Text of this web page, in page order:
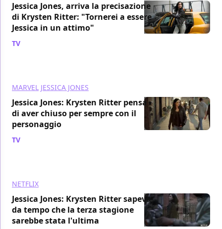
Jessica Jones, arriva la precisazione
di Krysten Ritter: "Tornerei a essere
Jessica in un attimo"
TV
MARVEL JESSICA JONES
Jessica Jones: Krysten Ritter pensa
di aver chiuso per sempre con il
personaggio
TV
NETFLIX
Jessica Jones: Krysten Ritter sapeva
da tempo che la terza stagione
sarebbe stata l'ultima